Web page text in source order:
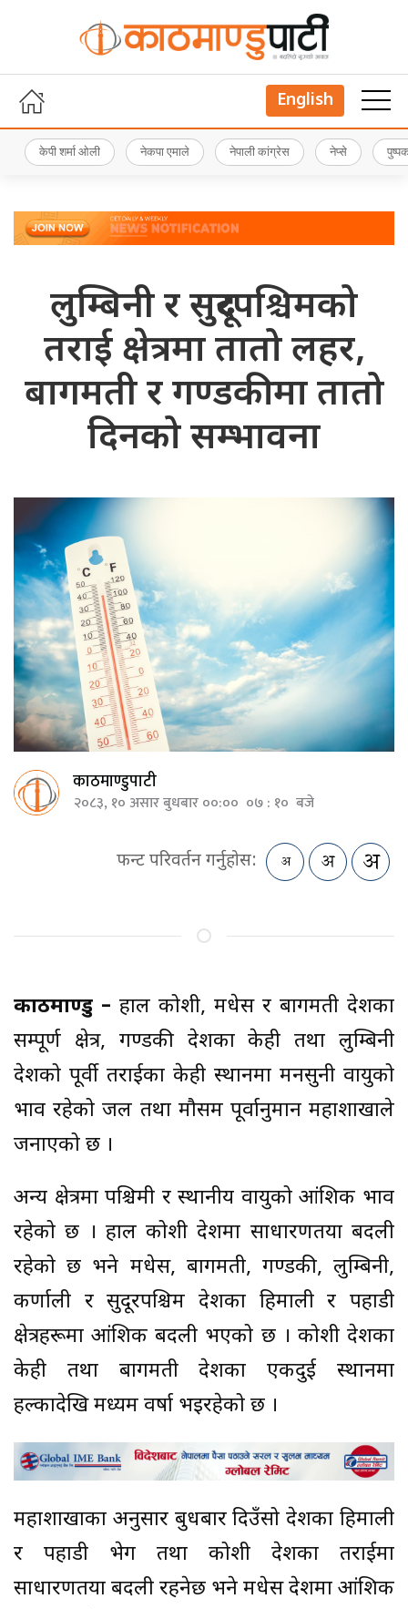
English
केपी शर्मा ओली नेकपा एमाले नेपाली कांग्रेस नेप्से
लुम्बिनी र सुदूरपश्चिमको
तराई क्षेत्रमा तातो लहर,
बागमती र गण्डकीमा तातो
दिनको सम्भावना
काठमाण्डुपाटी
२०८३, १० असार बुधबार ००:०० ०७ : १० बजे
फन्ट परिवर्तन गर्नुहोस:
काठमाण्डु – हाल कोशी, मधेस र बागमती प्रदेशका
सम्पूर्ण क्षेत्र, गण्डकी प्रदेशका केही तथा लुम्बिनी
प्रदेशको पूर्वी तराईका केही स्थानमा मनसुनी वायुको
प्रभाव रहेको जल तथा मौसम पूर्वानुमान महाशाखाले
जनाएको छ ।
अन्य क्षेत्रमा पश्चिमी र स्थानीय वायुको आंशिक प्रभाव
रहेको छ । हाल कोशी प्रदेशमा साधारणतया बदली
रहेको छ भने मधेस, बागमती, गण्डकी, लुम्बिनी,
कर्णाली र सुदूरपश्चिम प्रदेशका हिमाली र पहाडी
क्षेत्रहरूमा आंशिक बदली भएको छ । कोशी प्रदेशका
केही तथा बागमती प्रदेशका एकदुई स्थानमा
हल्कादेखि मध्यम वर्षा भइरहेको छ ।
महाशाखाका अनुसार बुधबार दिउँसो देशका हिमाली
र पहाडी भेग तथा कोशी प्रदेशका तराईमा
साधारणतया बदली रहनेछ भने मधेस प्रदेशमा आंशिक